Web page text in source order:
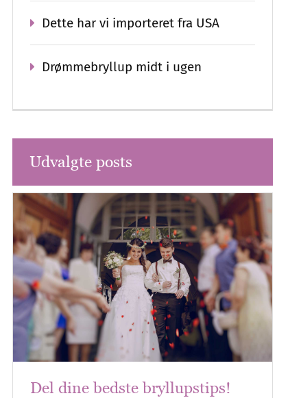
Dette har vi importeret fra USA
Drømmebryllup midt i ugen
Udvalgte posts
Del dine bedste bryllupstips!